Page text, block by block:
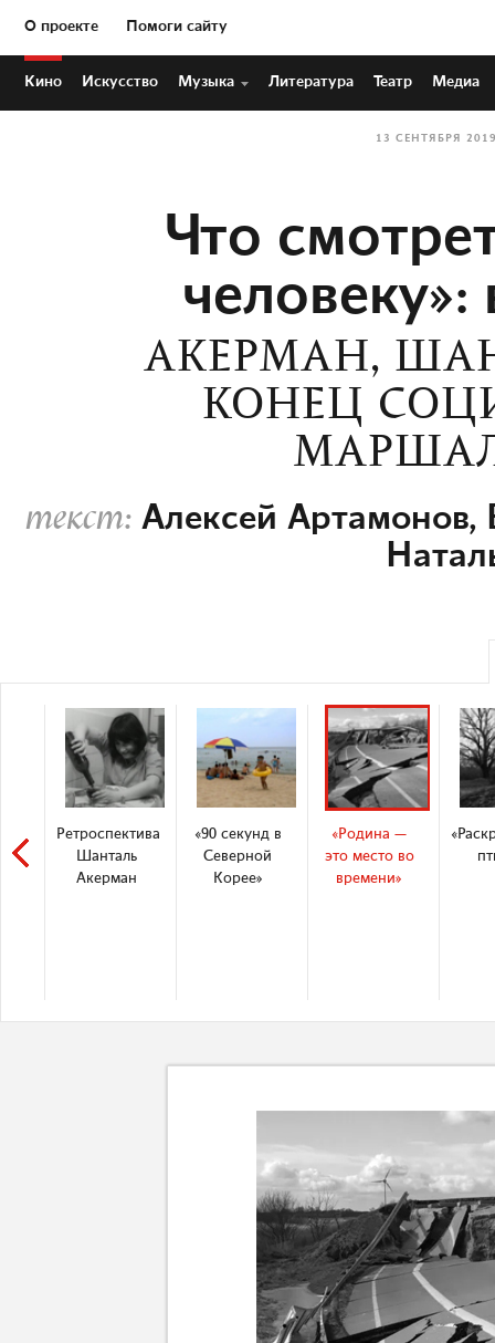
О проекте Помоги сайту
Кино Искусство Музыка Литература Театр Медиа
13 СЕНТЯБРЯ
Что
АКЕРМАН,
КОНЕЦ
текст: Алексей Артамонов,
Ретроспектива
Шанталь
Акерман
«90 секунд в
Северной
Корее»
«Родина —
это место во
времени»